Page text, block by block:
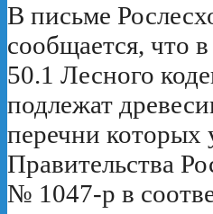
В письме
сообщается, что
50.1 Лесного
подлежат
перечни
Правительства
№ 1047-р в